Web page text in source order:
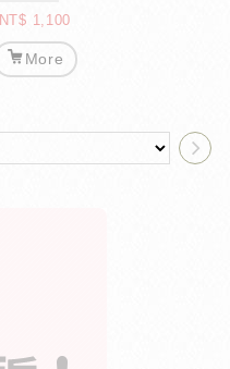
NT$ 1,100
More